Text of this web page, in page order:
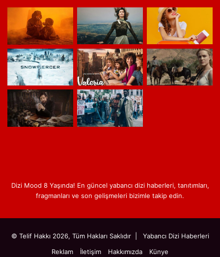
Dizi Mood 8 Yaşında! En güncel yabancı dizi haberleri, tanıtımları,
fragmanları ve son gelişmeleri bizimle takip edin.
© Telif Hakkı 2026, Tüm Hakları Saklıdır | Yabancı Dizi Haberleri
Reklam
İletişim Hakkımızda Künye